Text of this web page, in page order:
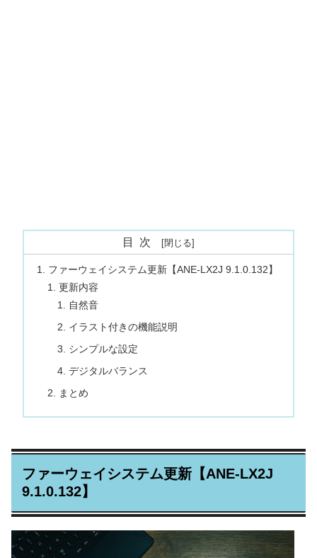
目次
ファーウェイシステム更新【ANE-LX2J 9.1.0.132】
更新内容
自然音
イラスト付きの機能説明
シンプルな設定
デジタルバランス
まとめ
ファーウェイシステム更新【ANE-LX2J
9.1.0.132】